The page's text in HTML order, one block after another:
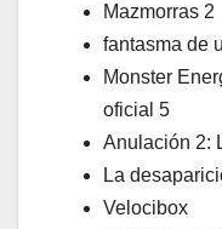
Mazmorras 2
fantasma de
Monster
oficial 5
Anulación 2:
La
Velocibox